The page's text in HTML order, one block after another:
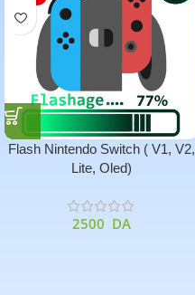
Flash Nintendo Switch ( V1, V2,
Lite, Oled)
2500 DA